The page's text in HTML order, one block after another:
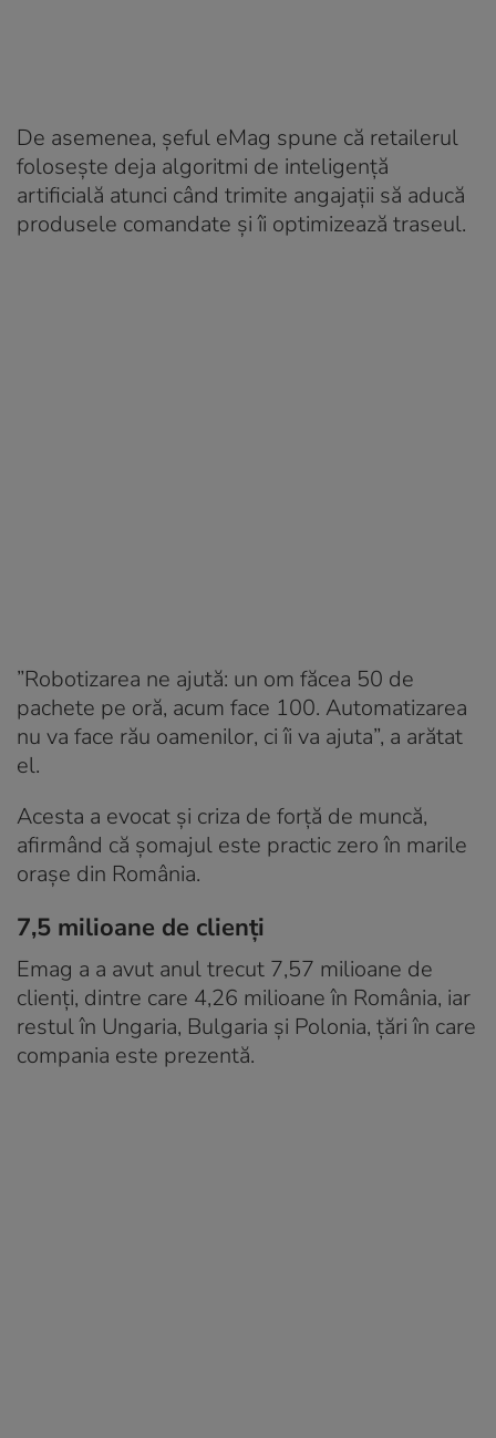
De asemenea, șeful eMag spune că retailerul
folosește deja algoritmi de inteligență
artificială atunci când trimite angajații să aducă
produsele comandate și îi optimizează traseul.
”Robotizarea ne ajută: un om făcea 50 de
pachete pe oră, acum face 100. Automatizarea
nu va face rău oamenilor, ci îi va ajuta”, a arătat
el.
Acesta a evocat și criza de forță de muncă,
afirmând că șomajul este practic zero în marile
orașe din România.
7,5 milioane de clienți
Emag a a avut anul trecut 7,57 milioane de
clienți, dintre care 4,26 milioane în România, iar
restul în Ungaria, Bulgaria și Polonia, țări în care
compania este prezentă.